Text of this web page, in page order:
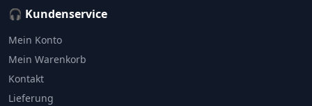
🎧 Kundenservice
Mein Konto
Mein Warenkorb
Kontakt
Lieferung